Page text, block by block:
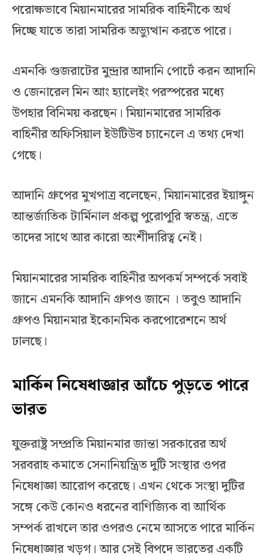
পরোক্ষভাবে মিয়ানমারের সামরিক বাহিনীকে অর্থ
দিচ্ছে যাতে তারা সামরিক অভ্যুত্থান করতে পারে।
এমনকি গুজরাটের মুন্দ্রার আদানি পোর্টে করন আদানি
ও জেনারেল মিন আং হ্যালেইং পরস্পরের মধ্যে
উপহার বিনিময় করছেন। মিয়ানমারের সামরিক
বাহিনীর অফিসিয়াল ইউটিউব চ্যানেলে এ তথ্য দেখা
গেছে।
আদানি গ্রুপের মুখপাত্র বলেছেন, মিয়ানমারের ইয়াঙ্গুন
আন্তর্জাতিক টার্মিনাল প্রকল্প পুরোপুরি স্বতন্ত্র, এতে
তাদের সাথে আর কারো অংশীদারিত্ব নেই।
মিয়ানমারের সামরিক বাহিনীর অপকর্ম সম্পর্কে সবাই
জানে এমনকি আদানি গ্রুপও জানে । তবুও আদানি
গ্রুপও মিয়ানমার ইকোনমিক করপোরেশনে অর্থ
ঢালছে।
মার্কিন নিষেধাজ্ঞার আঁচে পুড়তে পারে
ভারত
যুক্তরাষ্ট্র সম্প্রতি মিয়ানমার জান্তা সরকারের অর্থ
সরবরাহ কমাতে সেনানিয়ন্ত্রিত দুটি সংস্থার ওপর
নিষেধাজ্ঞা আরোপ করেছে। এখন থেকে সংস্থা দুটির
সঙ্গে কেউ কোনও ধরনের বাণিজ্যিক বা আর্থিক
সম্পর্ক রাখলে তার ওপরও নেমে আসতে পারে মার্কিন
নিষেধাজ্ঞার খড়গ। আর সেই বিপদে ভারতের একটি